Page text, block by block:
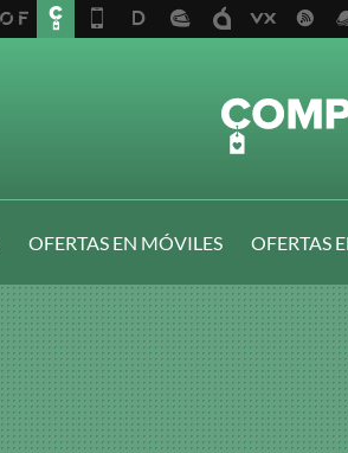
OFERTAS EN MÓVILES OFERTAS